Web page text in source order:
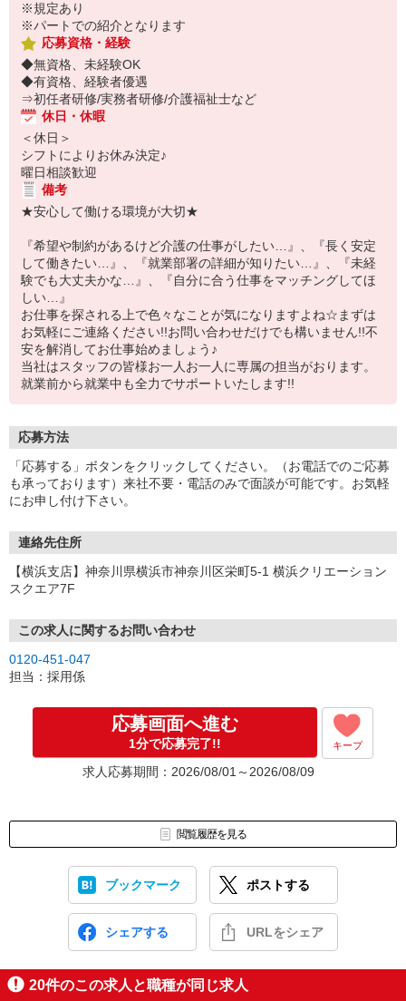
※規定あり
※パートでの紹介となります
応募資格・経験
◆無資格、未経験OK
◆有資格、経験者優遇
⇒初任者研修/実務者研修/介護福祉士など
休日・休暇
＜休日＞
シフトによりお休み決定♪
曜日相談歓迎
備考
★安心して働ける環境が大切★
『希望や制約があるけど介護の仕事がしたい…』、『長く安定
して働きたい…』、『就業部署の詳細が知りたい…』、『未経
験でも大丈夫かな…』、『自分に合う仕事をマッチングしてほ
しい…』
お仕事を探される上で色々なことが気になりますよね☆まずは
お気軽にご連絡ください!!お問い合わせだけでも構いません!!不
安を解消してお仕事始めましょう♪
当社はスタッフの皆様お一人お一人に専属の担当がおります。
就業前から就業中も全力でサポートいたします!!
応募方法
「応募する」ボタンをクリックしてください。（お電話でのご応募
も承っております）来社不要・電話のみで面談が可能です。お気軽
にお申し付け下さい。
連絡先住所
【横浜支店】神奈川県横浜市神奈川区栄町5-1 横浜クリエーション
スクエア7F
この求人に関するお問い合わせ
0120-451-047
担当：採用係
応募画面へ進む
1分で応募完了!! キープ
求人応募期間：2026/08/01～2026/08/09
閲覧履歴を見る
ブックマーク ポストする
シェアする URLをシェア
20件のこの求人と職種が同じ求人